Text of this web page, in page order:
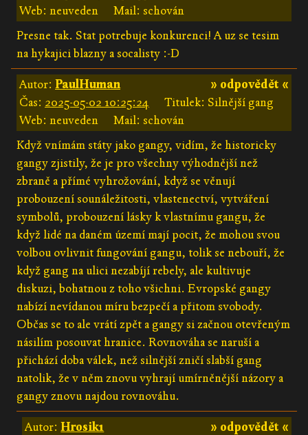
Web: neuveden
Mail: schován
Presne tak. Stat potrebuje konkurenci! A uz se tesim
na hykajici blazny a socalisty :-D
» odpovědět «
Autor: PaulHuman
Čas: 2025-05-02 10:25:24
Titulek: Silnější gang
Web: neuveden
Mail: schován
Když vnímám státy jako gangy, vidím, že historicky
gangy zjistily, že je pro všechny výhodnější než
zbraně a přímé vyhrožování, když se věnují
probouzení sounáležitosti, vlastenectví, vytváření
symbolů, probouzení lásky k vlastnímu gangu, že
když lidé na daném území mají pocit, že mohou svou
volbou ovlivnit fungování gangu, tolik se nebouří, že
když gang na ulici nezabíjí rebely, ale kultivuje
diskuzi, bohatnou z toho všichni. Evropské gangy
nabízí nevídanou míru bezpečí a přitom svobody.
Občas se to ale vrátí zpět a gangy si začnou otevřeným
násilím posouvat hranice. Rovnováha se naruší a
přichází doba válek, než silnější zničí slabší gang
natolik, že v něm znovu vyhrají umírněnější názory a
gangy znovu najdou rovnováhu.
» odpovědět «
Autor:Hrosik1